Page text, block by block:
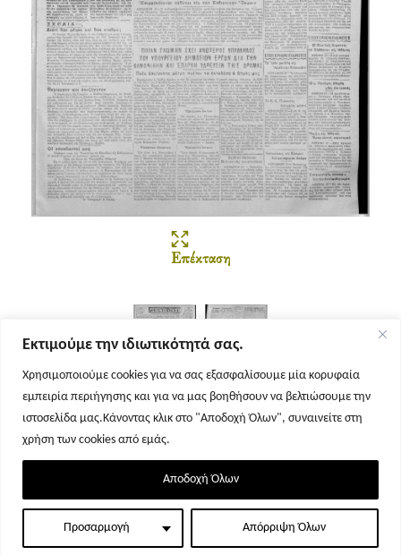
Εκτιμούμε την ιδιωτικότητά σας.
Χρησιμοποιούμε cookies για να σας εξασφαλίσουμε μία κορυφαία
εμπειρία περιήγησης και για να μας βοηθήσουν να βελτιώσουμε την
ιστοσελίδα μας.Κάνοντας κλικ στο "Αποδοχή Όλων", συναινείτε στη
χρήση των cookies από εμάς.
Προσαρμογή Απόρριψη Όλων
Αποδοχή Όλων
Επέκταση
Σελίδα 1 Σελίδα 2